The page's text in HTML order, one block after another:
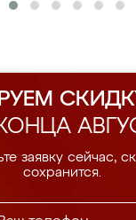
заявку сейчас,
сохранится.